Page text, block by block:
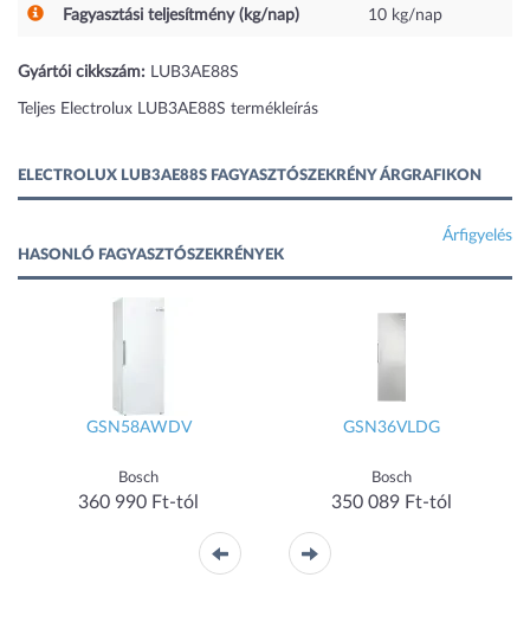
Fagyasztási teljesítmény (kg/nap) 10 kg/nap
Gyártói cikkszám: LUB3AE88S
Teljes Electrolux LUB3AE88S termékleírás
ELECTROLUX LUB3AE88S FAGYASZTÓSZEKRÉNY ÁRGRAFIKON
Árfigyelés
HASONLÓ FAGYASZTÓSZEKRÉNYEK
GSN58AWDV
Bosch
360 990 Ft-tól
GSN36VLDG
Bosch
350 089 Ft-tól